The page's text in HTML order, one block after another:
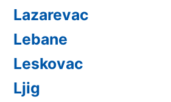
Lazarevac
Lebane
Leskovac
Ljig